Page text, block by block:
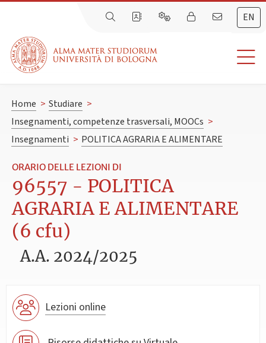
EN
Home > Studiare >
Insegnamenti, competenze trasversali, MOOCs >
Insegnamenti > POLITICA AGRARIA E ALIMENTARE
ORARIO DELLE LEZIONI DI
96557 - POLITICA
AGRARIA E ALIMENTARE
(6 cfu)
A.A. 2024/2025
Lezioni online